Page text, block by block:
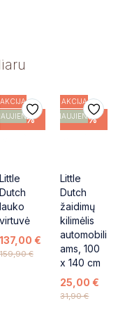
-14%
AKCIJA
Little
Dutch
lauko
virtuvė
159,90€
137,00 €
-22%
AKCIJA
NAUJIENA
Little
Dutch
žaidimų
kilimėlis
automobili
ams, 100
x 140 cm
31,90€
25,00 €